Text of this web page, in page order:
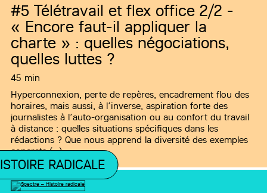
#5 Télétravail et flex office 2/2 -
« Encore faut-il appliquer la
charte » : quelles négociations,
quelles luttes ?
45 min
Hyperconnexion, perte de repères, encadrement flou des
horaires, mais aussi, à l’inverse, aspiration forte des
journalistes à l’auto-organisation ou au confort du travail
à distance : quelles situations spécifiques dans les
rédactions ? Que nous apprend la diversité des exemples
concrets (…)
RADICALE